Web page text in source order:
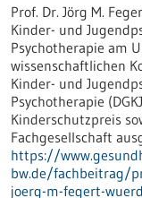
Prof. Dr. Jörg M.
Kinder-​ und
Psychotherapie am
wissenschaftlichen
Kinder-​ und
Psychotherapie
Kinderschutzpreis
Fachgesellschaft
https://
bw.de/fachbeitrag/
joerg-m-fegert-